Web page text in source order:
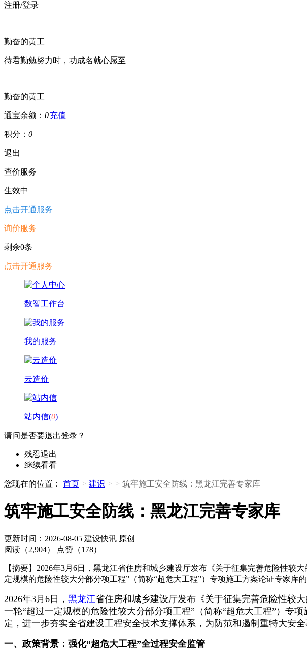
注册/登录
勤奋的黄工
待君勤勉努力时，功成名就心愿至
勤奋的黄工
通宝余额： 0充值
积分： 0
退出
查价服务
生效中
点击开通服务
询价服务
剩余0条
点击开通服务
数智工作台
我的服务
云造价
站内信(0)
请问是否要退出登录？
残忍退出
继续看看
您现在的位置： 首页 > 建识 > > 筑牢施工安全防线：黑龙江完善专家库
筑牢施工安全防线：黑龙江完善专家库
更新时间：2026-08-05 建设快讯 原创
阅读（2,904）
点赞（178）
【摘要】2026年3月6日，黑龙江省住房和城乡建设厅发布《关于征集完善危险性较
定规模的危险性较大分部分项工程”（简称“超危大工程”）专项施工方案论证专家库的
2026年3月6日， 黑龙江省住房和城乡建设厅发布《关于征集完善危险性较
一轮“超过一定规模的危险性较大分部分项工程”（简称“超危大工程”）专
定，进一步夯实全省建设工程安全技术支撑体系，为防范和遏制重特大安全
一、政策背景：强化“超危大工程”全过程安全监管